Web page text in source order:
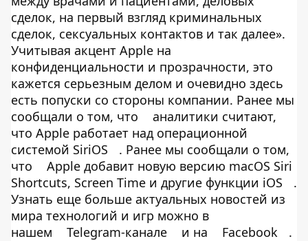
сделок, на первый взгляд криминальных
сделок, сексуальных контактов и так далее».
Учитывая акцент Apple на
конфиденциальности и прозрачности, это
кажется серьезным делом и очевидно здесь
есть попуски со стороны компании. Ранее мы
сообщали о том, что
аналитики считают,
что Apple работает над операционной
системой SiriOS
. Ранее мы сообщали о том,
что
Apple добавит новую версию macOS Siri
Shortcuts, Screen Time и другие функции iOS
.
Узнать еще больше актуальных новостей из
мира технологий и игр можно в
нашем
Telegram-канале и на Facebook .